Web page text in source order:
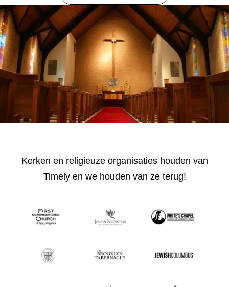
Kerken en religieuze organisaties houden van
Timely en we houden van ze terug!